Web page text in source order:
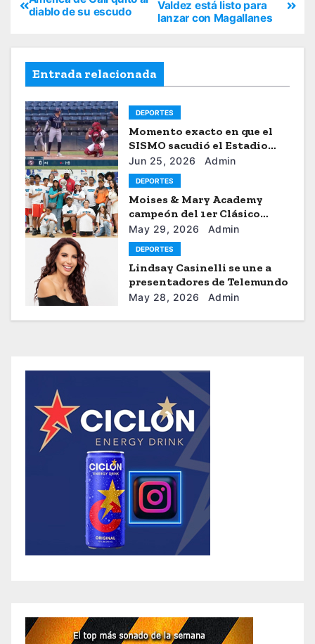
Valdez está listo para
lanzar con Magallanes
diablo de su escudo
Entrada relacionada
DEPORTES
Momento exacto en que el
SISMO sacudió el Estadio
Universitario de Caracas
Jun 25, 2026 Admin
DEPORTES
Moises & Mary Academy
campeón del 1er Clásico
Internacional Ercilio-Tony-
Astacio de la HBA
May 29, 2026 Admin
DEPORTES
Lindsay Casinelli se une a
presentadores de Telemundo
May 28, 2026 Admin